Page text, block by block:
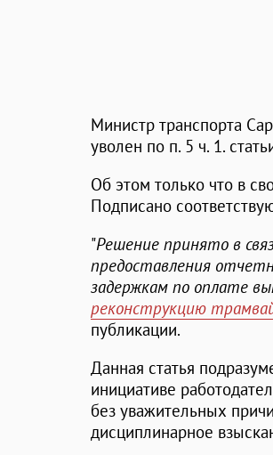
Министр транспорта
уволен по п. 5 ч. 1.
Об этом только что в
Подписано
"Решение принято в
предоставления
задержкам по оплате
реконструкцию
публикации.
Данная статья
инициативе
без уважительных
дисциплинарное